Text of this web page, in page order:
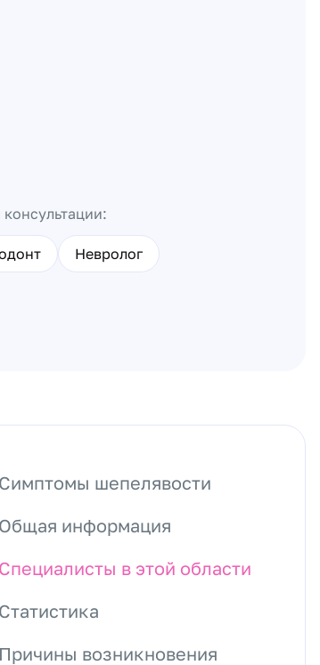
Невролог
Симптомы шепелявости
Общая информация
Специалисты в этой области
Статистика
Причины возникновения